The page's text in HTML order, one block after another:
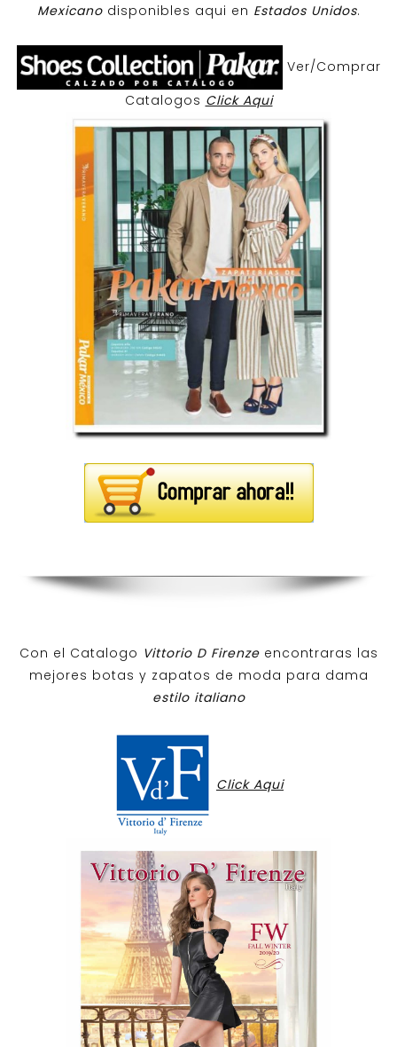
Mexicanodisponibles aqui en Estados Unidos.
Ver/Comprar
Catalogos Click Aqui
Con el Catalogo Vittorio D Firenzeencontraras las
mejores botas y zapatos de moda para dama
estilo italiano
Click Aqui